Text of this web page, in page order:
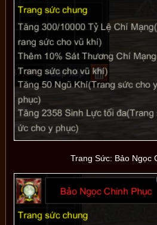
Trang Sức: Bảo Ngọc